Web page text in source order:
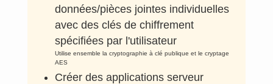
données/pièces jointes individuelles
avec des clés de chiffrement
spécifiées par l'utilisateur
Utilise ensemble la cryptographie à clé publique et le cryptage
AES
Créer des applications serveur